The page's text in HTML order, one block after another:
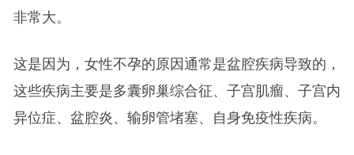
非常大。
这是因为，女性不孕的原因通常是盆腔疾病导致的，
这些疾病主要是多囊卵巢综合征、子宫肌瘤、子宫内
异位症、盆腔炎、输卵管堵塞、自身免疫性疾病。